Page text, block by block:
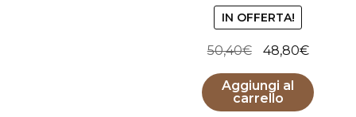
IN OFFERTA!
50,40€
originale
era:
48,80€Il
attuale
è:
Aggiungi al
carrello